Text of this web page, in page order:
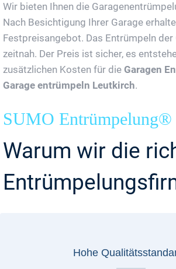
Wir bieten Ihnen die
Nach Besichtigung Ihrer Garage
Festpreisangebot. Das Entrümpeln
zeitnah. Der Preis ist sicher, es
zusätzlichen Kosten für die Garagen
Garage entrümpeln Leutkirch.
SUMO Entrümpelung®
Warum wir die
Hohe